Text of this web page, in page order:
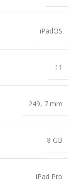
iPadOS
11
249, 7 mm
8 GB
iPad Pro